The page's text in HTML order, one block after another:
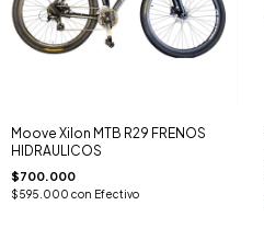
Moove Xilon MTB R29 FRENOS
HIDRAULICOS
$700.000
$595.000 con Efectivo